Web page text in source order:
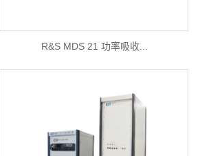
R&S MDS 21 功率吸收...